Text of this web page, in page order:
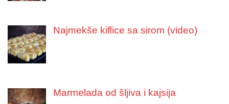
Najmekše kiflice sa sirom (video)
Marmelada od šljiva i kajsija